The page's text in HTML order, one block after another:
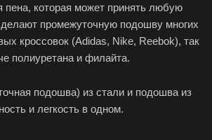
пена, которая может принять любую
промежуточную подошву многих
кроссовок (Adidas, Nike, Reebok), так
полиуретана и филайта.
подошва) из стали и подошва из
и легкость в одном.